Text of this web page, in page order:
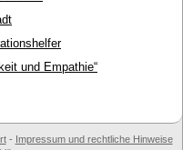
und Empathie“
- Impressum und rechtliche Hinweise